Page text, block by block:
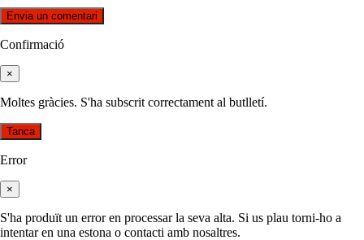
Confirmació
×
Moltes gràcies. S'ha subscrit correctament al butlletí.
Tanca
Error
×
S'ha produït un error en processar la seva alta. Si us plau torni-ho a
intentar en una estona o contacti amb nosaltres.